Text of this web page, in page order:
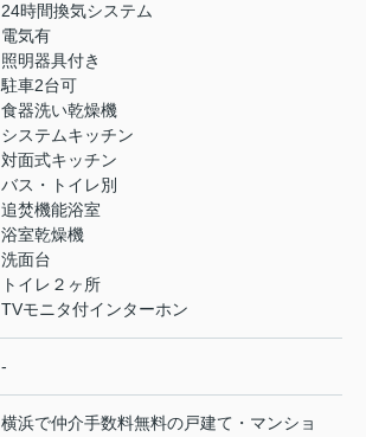
24時間換気システム
電気有
照明器具付き
駐車2台可
食器洗い乾燥機
システムキッチン
対面式キッチン
バス・トイレ別
追焚機能浴室
浴室乾燥機
洗面台
トイレ２ヶ所
TVモニタ付インターホン
-
横浜で仲介手数料無料の戸建て・マンショ